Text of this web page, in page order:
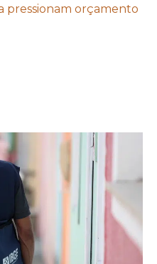
pressionam orçamento